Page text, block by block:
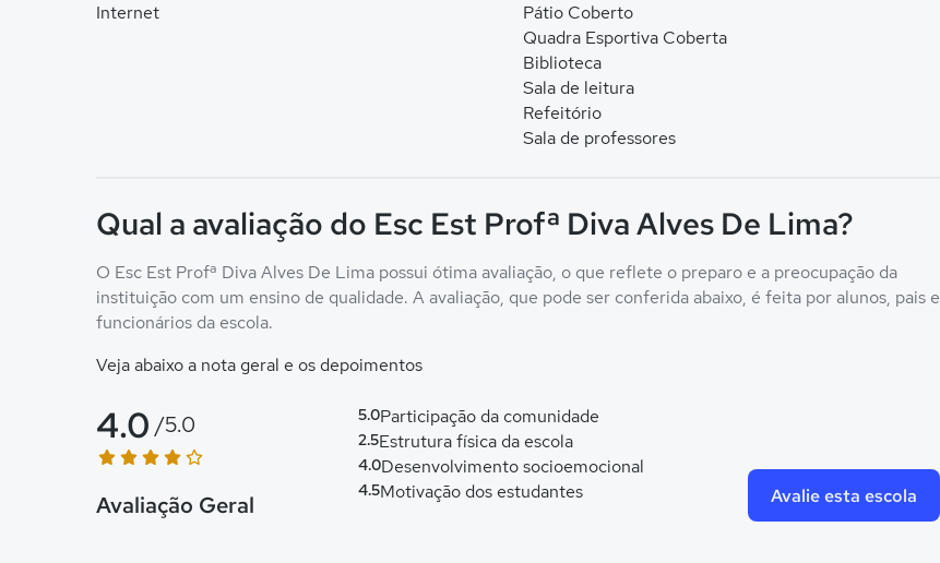
Internet
Pátio Coberto
Quadra Esportiva Coberta
Biblioteca
Sala de leitura
Refeitório
Sala de professores
Qual a avaliação do Esc Est Profª Diva Alves De Lima?
O Esc Est Profª Diva Alves De Lima possui ótima avaliação, o que reflete o preparo e a preocupação da
instituição com um ensino de qualidade. A avaliação, que pode ser conferida abaixo, é feita por alunos, pais e
funcionários da escola.
Veja abaixo a nota geral e os depoimentos
Avaliação Geral
4.0 /5.0 5.0Participação da comunidade
2.5Estrutura física da escola
4.0Desenvolvimento socioemocional
4.5Motivação dos estudantes Avalie esta escola